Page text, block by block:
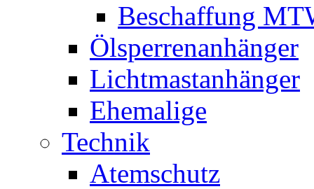
Beschaffung
Ölsperrenanhänger
Lichtmastanhänger
Ehemalige
Technik
Atemschutz